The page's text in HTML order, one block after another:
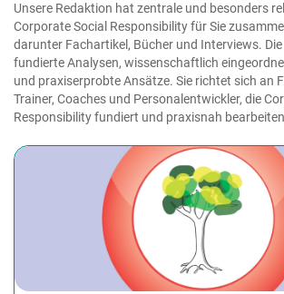
Unsere Redaktion hat zentrale und besonders
Corporate Social Responsibility für Sie
darunter Fachartikel, Bücher und Interviews.
fundierte Analysen, wissenschaftlich
und praxiserprobte Ansätze. Sie richtet sich an
Trainer, Coaches und Personalentwickler, die
Responsibility fundiert und praxisnah